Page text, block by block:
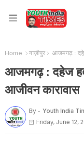
Home गाज़ीपुर आजमगढ़ :
आजमगढ़ : दहेज
आजीवन कारावास
By - Youth India
Friday, June 12,